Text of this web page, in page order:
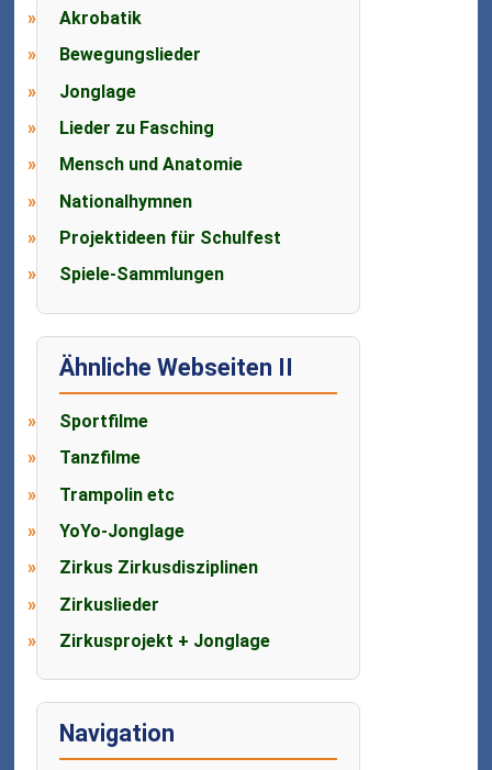
Akrobatik
Bewegungslieder
Jonglage
Lieder zu Fasching
Mensch und Anatomie
Nationalhymnen
Projektideen für Schulfest
Spiele-Sammlungen
Ähnliche Webseiten II
Sportfilme
Tanzfilme
Trampolin etc
YoYo-Jonglage
Zirkus Zirkusdisziplinen
Zirkuslieder
Zirkusprojekt + Jonglage
Navigation